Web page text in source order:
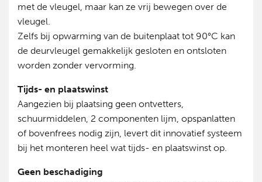
met de vleugel, maar kan ze vrij bewegen over de
vleugel.
Zelfs bij opwarming van de buitenplaat tot 90°C kan
de deurvleugel gemakkelijk gesloten en ontsloten
worden zonder vervorming.
Tijds- en plaatswinst
Aangezien bij plaatsing geen ontvetters,
schuurmiddelen, 2 componenten lijm, opspanlatten
of bovenfrees nodig zijn, levert dit innovatief systeem
bij het monteren heel wat tijds- en plaatswinst op.
Geen beschadiging